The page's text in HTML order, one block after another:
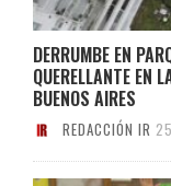
DERRUMBE EN
QUERELLANTE EN
BUENOS AIRES
REDACCIÓN IR